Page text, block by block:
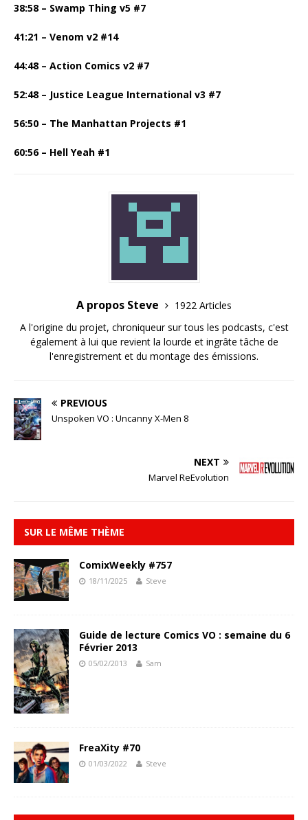
38:58 – Swamp Thing v5 #7
41:21 – Venom v2 #14
44:48 – Action Comics v2 #7
52:48 – Justice League International v3 #7
56:50 – The Manhattan Projects #1
60:56 – Hell Yeah #1
A propos Steve
1922 Articles
A l'origine du projet, chroniqueur sur tous les podcasts, c'est
également à lui que revient la lourde et ingrâte tâche de
l'enregistrement et du montage des émissions.
PREVIOUS
Unspoken VO : Uncanny X-Men 8
NEXT
Marvel ReEvolution
SUR LE MÊME THÈME
ComixWeekly #757
18/11/2025 Steve
Guide de lecture Comics VO : semaine du 6
Février 2013
05/02/2013 Sam
FreaXity #70
01/03/2022 Steve